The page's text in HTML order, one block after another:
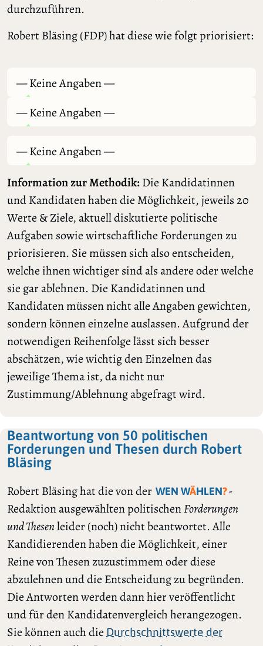
durchzuführen.
Robert Bläsing (FDP) hat diese wie folgt priorisiert:
— Keine Angaben —
— Keine Angaben —
— Keine Angaben —
Information zur Methodik:Die Kandidatinnen
und Kandidaten haben die Möglichkeit, jeweils 20
Werte & Ziele, aktuell diskutierte politische
Aufgaben sowie wirtschaftliche Forderungen zu
priorisieren. Sie müssen sich also entscheiden,
welche ihnen wichtiger sind als andere oder welche
sie gar ablehnen. Die Kandidatinnen und
Kandidaten müssen nicht alle Angaben gewichten,
sondern können einzelne auslassen. Aufgrund der
notwendigen Reihenfolge lässt sich besser
abschätzen, wie wichtig den Einzelnen das
jeweilige Thema ist, da nicht nur
Zustimmung/Ablehnung abgefragt wird.
Beantwortung von 50 politischen
Forderungen und Thesen durch Robert
Bläsing
Robert Bläsing hat die von der WEN WÄHLEN?-
Redaktion ausgewählten politischenForderungen
und Thesenleider (noch) nicht beantwortet. Alle
Kandidierenden haben die Möglichkeit, einer
Reine von Thesen zuzustimmem oder diese
abzulehnen und die Entscheidung zu begründen.
Die Antworten werden dann hier veröffentlicht
und für den Kandidatenvergleich herangezogen.
Sie können auch die Durchschnittswerte der